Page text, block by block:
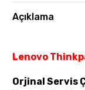
Açıklama
Lenovo
Orjinal Servis